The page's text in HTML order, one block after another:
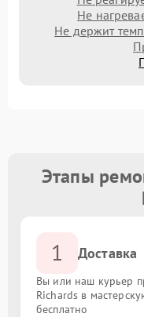
Не
Не держит
Этапы
1 Доставка
Вы или наш курьер
Richards в
бесплатно